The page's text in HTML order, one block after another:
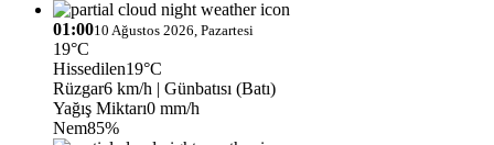
01:0010 Ağustos 2026, Pazartesi
19°C
Hissedilen19°C
Rüzgar6 km/h | Günbatısı (Batı)
Yağış Miktarı0 mm/h
Nem85%